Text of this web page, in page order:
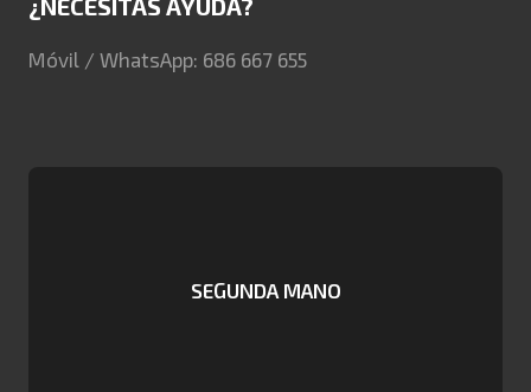
¿NECESITAS AYUDA?
Móvil / WhatsApp: 686 667 655
SEGUNDA MANO